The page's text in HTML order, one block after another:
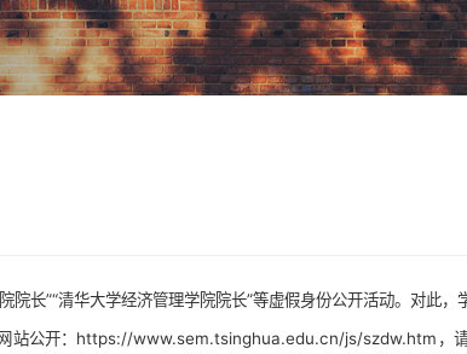
院长”“清华大学经济管理学院院长”等虚假身份公开活动。对此，
站公开：https://www.sem.tsinghua.edu.cn/js/szdw.htm，